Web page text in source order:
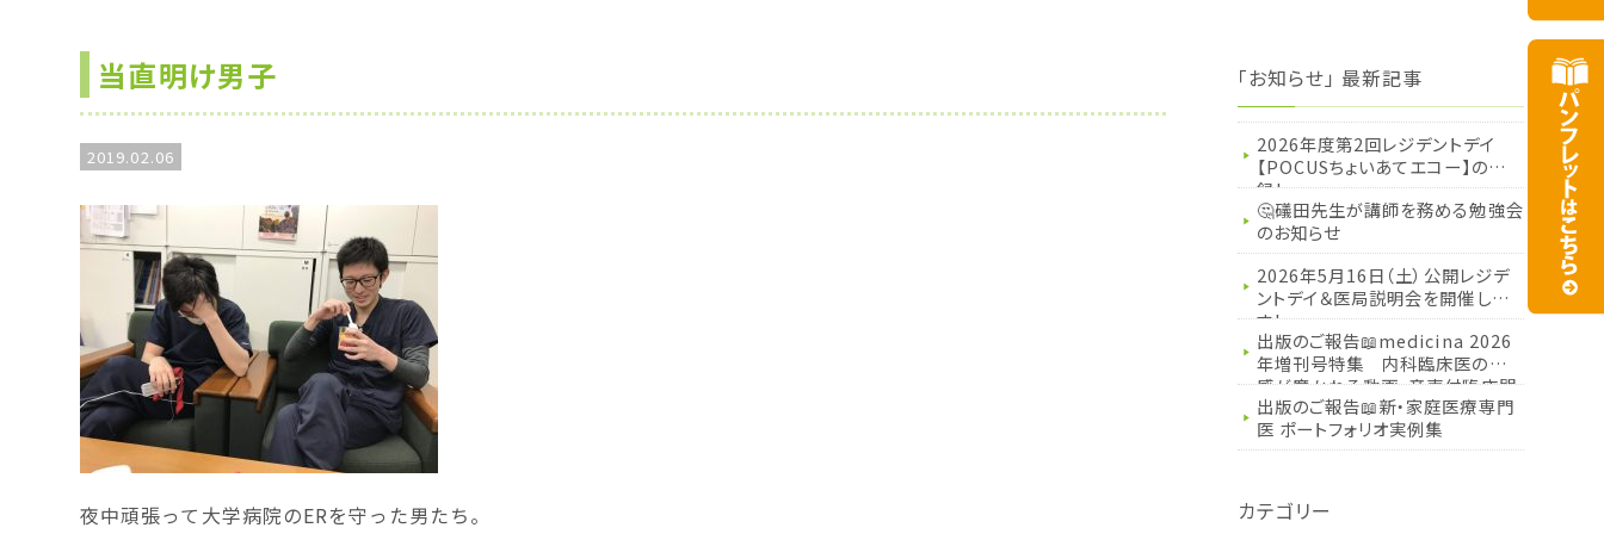
当直明け男子
2019.02.06
夜中頑張って大学病院のERを守った男たち。
「お知らせ」 最新記事
2026年度第2回レジデントデイ
【POCUSちょいあてエコー】の記
録！
🤔礒田先生が講師を務める勉強会
のお知らせ
2026年5月16日（土）公開レジデ
ントデイ＆医局説明会を開催しま
す！
出版のご報告📖medicina 2026
年増刊号特集 内科臨床医の五
感が磨かれる動画・音声付臨床問
題集
出版のご報告📖新・家庭医療専門
医 ポートフォリオ実例集
カテゴリー